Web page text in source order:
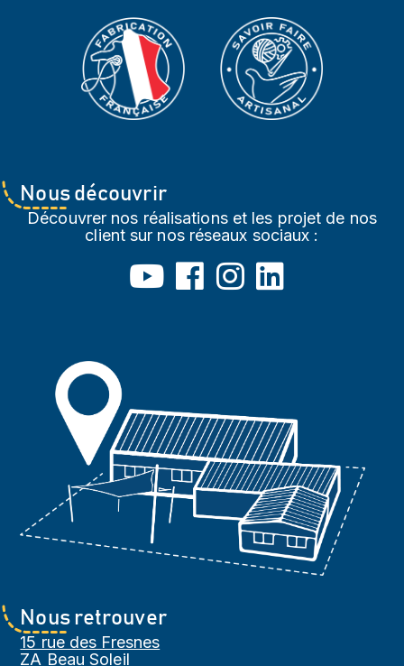
Nous découvrir
Découvrer nos réalisations et les projet de nos
client sur nos réseaux sociaux :
Nous retrouver
15 rue des Fresnes
ZA Beau Soleil